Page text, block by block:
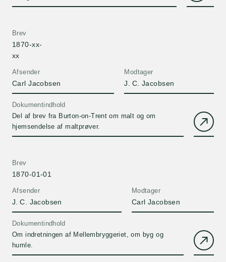
Afsender
Carl Jacobsen
Brev
1870-xx-
xx
Modtager
J. C. Jacobsen
Dokumentindhold
Del af brev fra Burton-on-Trent om malt og om
hjemsendelse af maltprøver.
Afsender
J. C. Jacobsen
Brev
1870-01-01
Modtager
Carl Jacobsen
Dokumentindhold
Om indretningen af Mellembryggeriet, om byg og
humle.